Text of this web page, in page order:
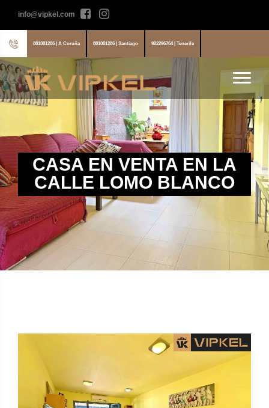
info@vipkel.com
881081286 | A Coruña 881081286 | Santiago 922296764 | Tenerife
CASA EN VENTA EN LA
CALLE LOMO BLANCO